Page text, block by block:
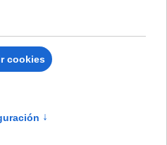
Martín Ríos